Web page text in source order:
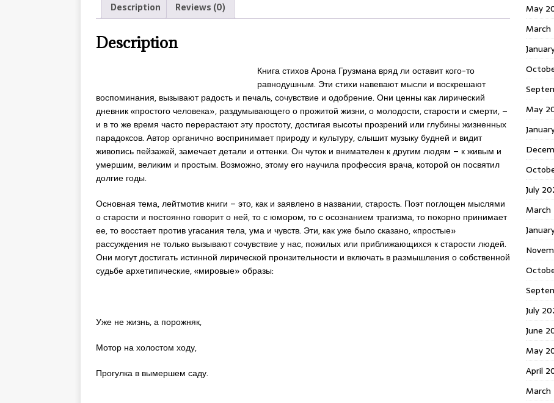
Description Reviews (0)
Description
Книга стихов Арона Грузмана вряд ли оставит кого-то
равнодушным. Эти стихи навевают мысли и воскрешают
воспоминания, вызывают радость и печаль, сочувствие и одобрение. Они ценны как лирический
дневник «простого человека», раздумывающего о прожитой жизни, о молодости, старости и смерти, –
и в то же время часто перерастают эту простоту, достигая высоты прозрений или глубины жизненных
парадоксов. Автор органично воспринимает природу и культуру, слышит музыку будней и видит
живопись пейзажей, замечает детали и оттенки. Он чуток и внимателен к другим людям – к живым и
умершим, великим и простым. Возможно, этому его научила профессия врача, которой он посвятил
долгие годы.
Основная тема, лейтмотив книги – это, как и заявлено в названии, старость. Поэт поглощен мыслями
о старости и постоянно говорит о ней, то с юмором, то с осознанием трагизма, то покорно принимает
ее, то восстает против угасания тела, ума и чувств. Эти, как уже было сказано, «простые»
рассуждения не только вызывают сочувствие у нас, пожилых или приближающихся к старости людей.
Они могут достигать истинной лирической пронзительности и включать в размышления о собственной
судьбе архетипические, «мировые» образы:
Уже не жизнь, а порожняк,
Мотор на холостом ходу,
Прогулка в вымершем саду.
May
March
May
July
March
July
June
May
April
March